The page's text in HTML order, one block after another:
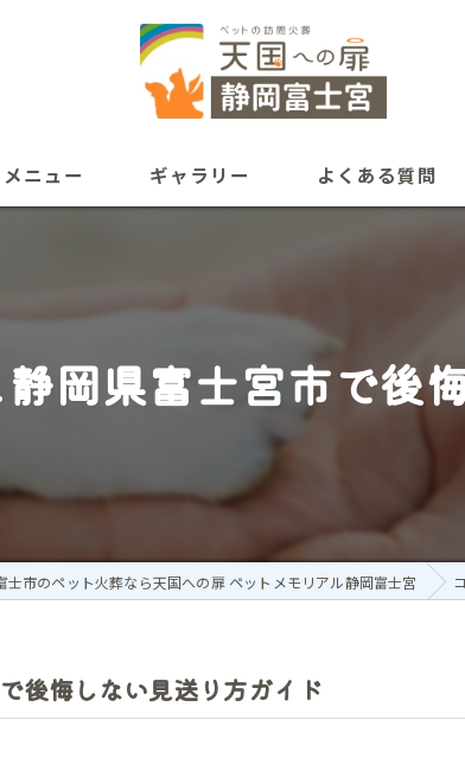
メニュー ギャラリー よくある質問
岡県富士宮市で後
士市のペット火葬なら天国への扉 ペットメモリアル静岡富士宮
後悔しない見送り方ガイド